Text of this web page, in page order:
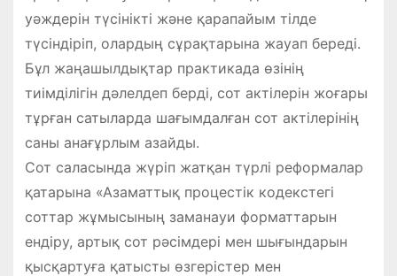
уәждерін түсінікті және қарапайым тілде
түсіндіріп, олардың сұрақтарына жауап береді.
Бұл жаңашылдықтар практикада өзінің
тиімділігін дәлелдеп берді, сот актілерін жоғары
тұрған сатыларда шағымдалған сот актілерінің
саны анағұрлым азайды.
Сот саласында жүріп жатқан түрлі реформалар
қатарына «Азаматтық процестік кодекстегі
соттар жұмысының заманауи форматтарын
ендіру, артық сот рәсімдері мен шығындарын
қысқартуға қатысты өзгерістер мен